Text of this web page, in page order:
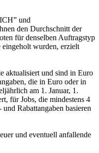
und
den Durchschnitt der
für denselben Auftragstyp
wurden, erzielt
aktualisiert und sind in Euro
die in Euro oder in
am 1. Januar, 1.
für Jobs, die mindestens 4
Rabattangaben basieren
und eventuell anfallende